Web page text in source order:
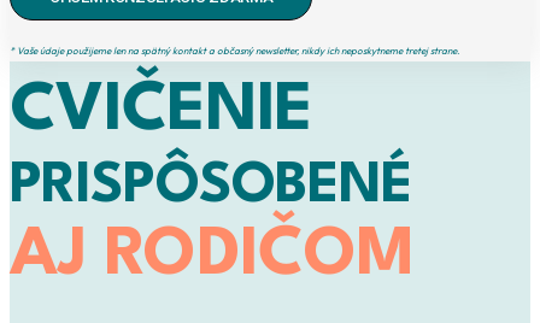
* Vaše údaje použijeme len na spätný kontakt a občasný newsletter, nikdy ich neposkytneme tretej strane.
CVIČENIE
PRISPÔSOBENÉ
AJ RODIČOM